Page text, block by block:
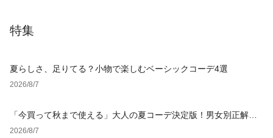
特集
夏らしさ、足りてる？小物で楽しむベーシックコーデ4選
2026/8/7
「今買って秋まで使える」大人の夏コーデ決定版！男女別正解ス
タイルとNGな着こなし
2026/8/7